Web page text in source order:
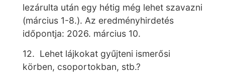
lezárulta után egy hétig még lehet szavazni
(március 1-8.). Az eredményhirdetés
időpontja: 2026. március 10.
12. Lehet lájkokat gyűjteni ismerősi
körben, csoportokban, stb.?